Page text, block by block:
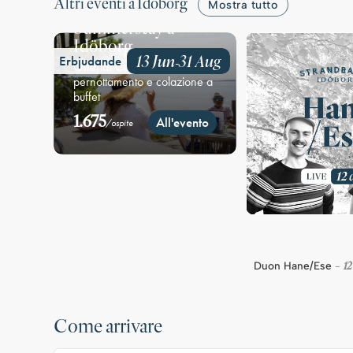
Mostra tutto
Erbjudande 13 Jun-31 Aug
Summerstay a
Idöborg
Offerta! Cena di tre portate,
pernottamento e colazione a
buffet
1.675/ospite All'evento
Duon Hane/Ese -
Come arrivare